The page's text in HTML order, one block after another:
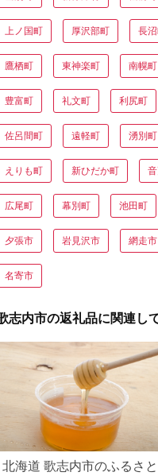
上ノ国町 厚沢部町 長
鷹栖町 東神楽町 南幌町
豊富町 礼文町 利尻町
佐呂間町 遠軽町 湧別町
えりも町 新ひだか町
広尾町 幕別町 池田町
夕張市 岩見沢市 網走市
名寄市
志内市の返礼品に関連し
北海道 歌志内市のふるさと